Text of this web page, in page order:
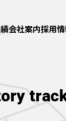
会社案内採用